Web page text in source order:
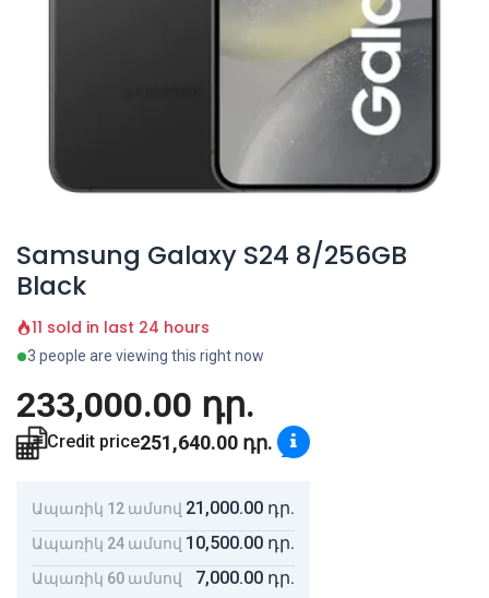
Samsung Galaxy S24 8/256GB
Black
11 sold in last 24 hours
3 people are viewing this right now
233,000.00 դր.
Credit price251,640.00 դր.
Ապառիկ 12 ամսով 21,000.00 դր.
Ապառիկ 24 ամսով 10,500.00 դր.
Ապառիկ 60 ամսով 7,000.00 դր.